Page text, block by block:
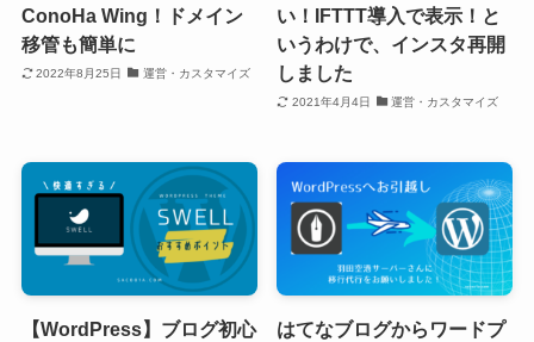
ConoHa Wing！ドメイン
移管も簡単に
2022年8月25日 運営・カスタマイズ
い！IFTTT導入で表示！と
いうわけで、インスタ再開
しました
2021年4月4日 運営・カスタマイズ
【WordPress】ブログ初心
はてなブログからワードプ